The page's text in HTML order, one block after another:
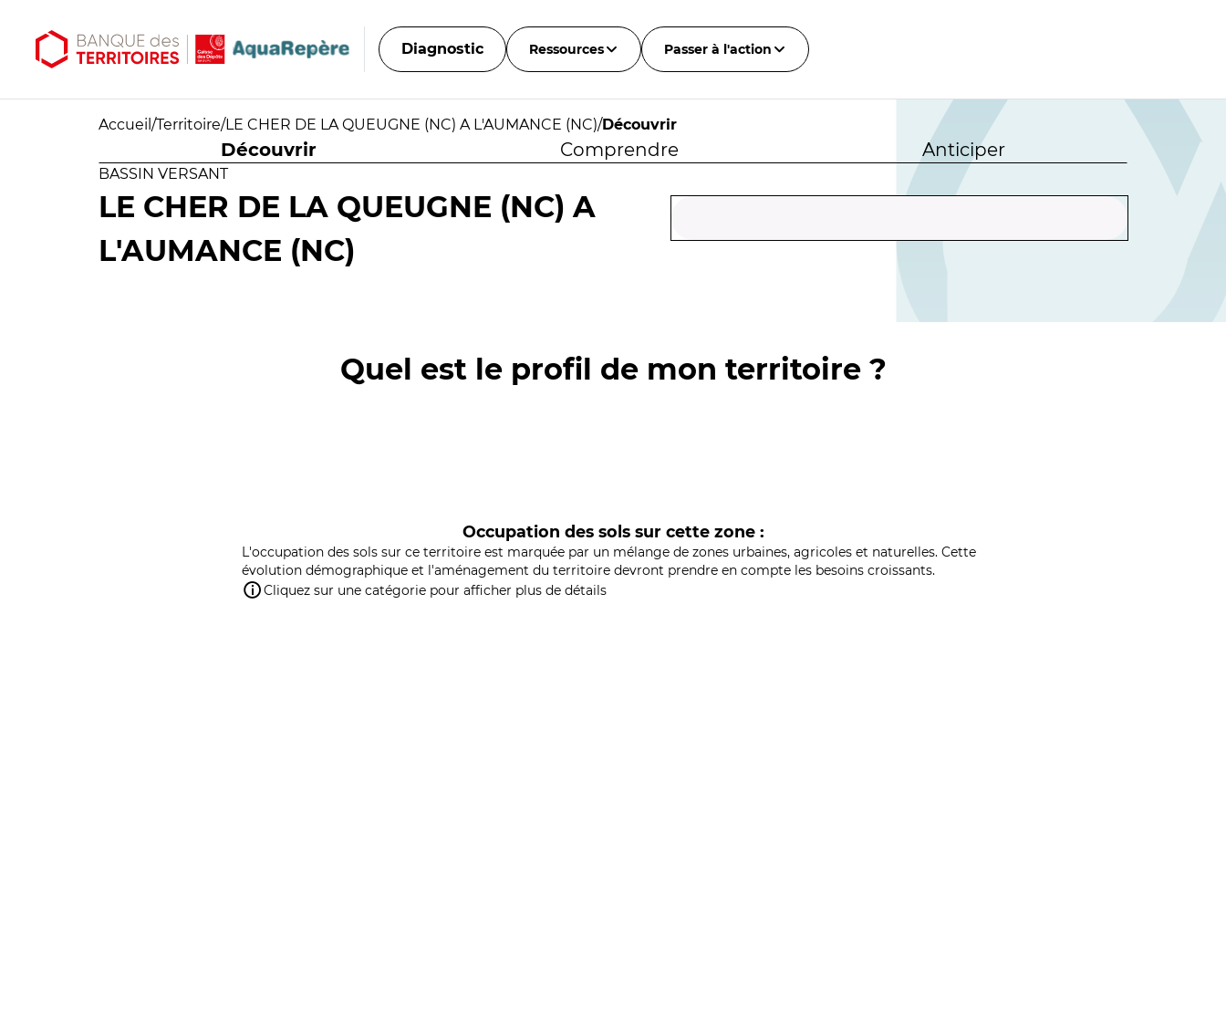
Diagnostic Ressources Passer à l'action
Accueil /Territoire/LE CHER DE LA QUEUGNE (NC) A L'AUMANCE (NC)/Découvrir
Découvrir Comprendre Anticiper
BASSIN VERSANT
LE CHER DE LA QUEUGNE (NC) A
L'AUMANCE (NC)
Quel est le profil de mon territoire ?
Occupation des sols sur cette zone :
L'occupation des sols sur ce territoire est marquée par un mélange de zones urbaines, agricoles et naturelles. Cette
évolution démographique et l'aménagement du territoire devront prendre en compte les besoins croissants.
Cliquez sur une catégorie pour afficher plus de détails